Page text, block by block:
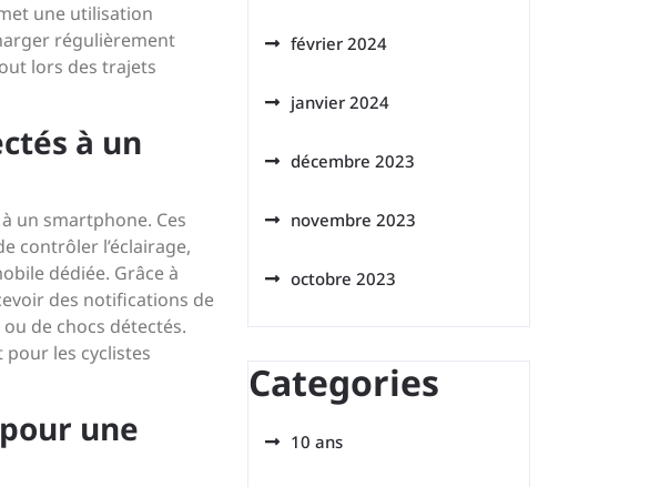
une utilisation
régulièrement
lors des trajets
à un
un smartphone. Ces
contrôler l’éclairage,
dédiée. Grâce à
des notifications de
de chocs détectés.
les cyclistes
une
février 2024
janvier 2024
décembre 2023
novembre 2023
octobre 2023
Categories
10 ans